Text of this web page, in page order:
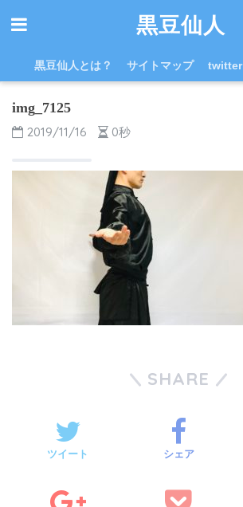
黒豆仙人
黒豆仙人とは？ サイトマップ twitter
img_7125
2019/11/16 0秒
SHARE
ツイート シェア